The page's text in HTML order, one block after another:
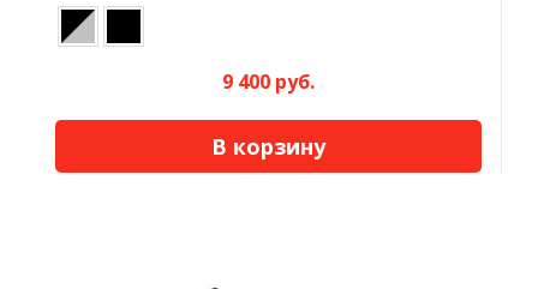
9 400 руб.
В корзину